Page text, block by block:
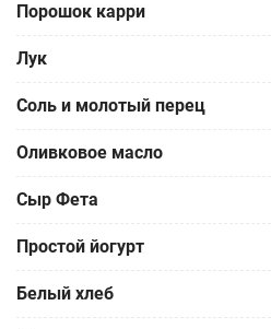
Порошок карри
Лук
Соль и молотый перец
Оливковое масло
Сыр Фета
Простой йогурт
Белый хлеб